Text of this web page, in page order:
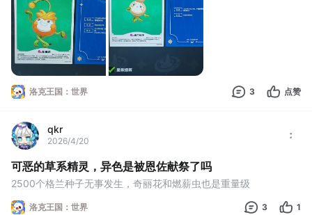
洛克王国：世界 3 点赞
qkr
2026/4/20
可恶的草系精灵，异色是被恩佐献祭了吗
2500个格兰种子无事发生，奇丽花和燃薪虫也是重量级
洛克王国：世界 3 1